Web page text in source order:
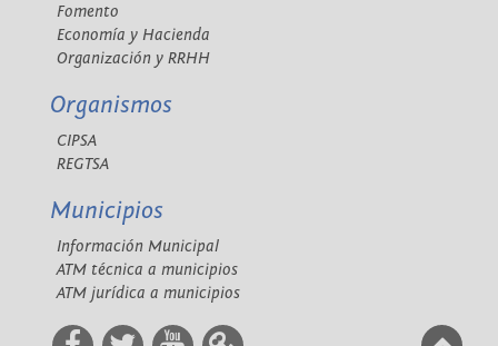
Fomento
Economía y Hacienda
Organización y RRHH
Organismos
CIPSA
REGTSA
Municipios
Información Municipal
ATM técnica a municipios
ATM jurídica a municipios